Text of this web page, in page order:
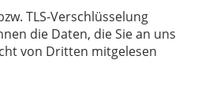
TLS-Verschlüsselung
die Daten, die Sie an uns
von Dritten mitgelesen